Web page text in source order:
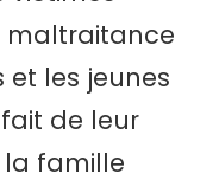
maltraitance
et les jeunes
de leur
famille